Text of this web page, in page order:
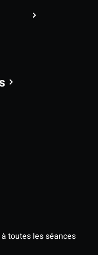
toutes les séances